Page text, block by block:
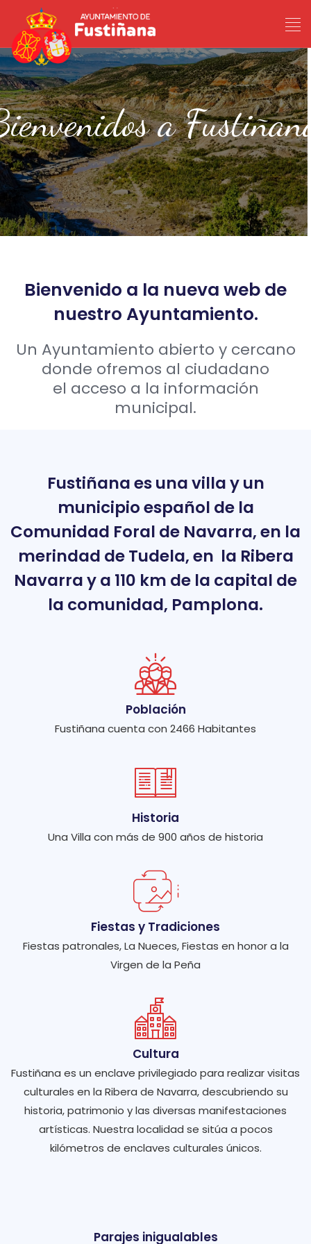
a
Bienvenido a la nueva web de
nuestro Ayuntamiento.
Un Ayuntamiento abierto y cercano
donde ofremos al ciudadano
el acceso a la información
municipal.
Fustiñana es una villa y un
municipio español de la
Comunidad Foral de Navarra, en la
merindad de Tudela, en la Ribera
Navarra y a 110 km de la capital de
la comunidad, Pamplona.
Población
Fustiñana cuenta con 2466 Habitantes
Historia
Una Villa con más de 900 años de historia
Fiestas y Tradiciones
Fiestas patronales, La Nueces, Fiestas en honor a la
Virgen de la Peña
Cultura
Fustiñana es un enclave privilegiado para realizar visitas
culturales en la Ribera de Navarra, descubriendo su
historia, patrimonio y las diversas manifestaciones
artísticas. Nuestra localidad se sitúa a pocos
kilómetros de enclaves culturales únicos.
Parajes inigualables